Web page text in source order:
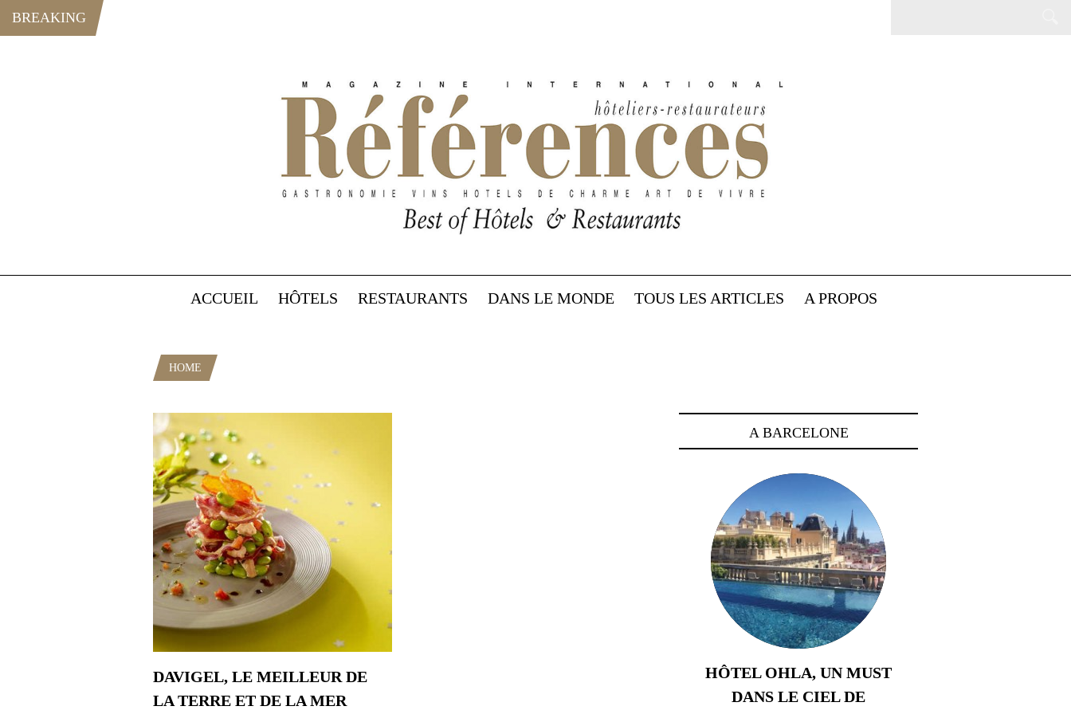
BREAKING
ACCUEIL HÔTELS RESTAURANTS DANS LE MONDE TOUS LES ARTICLES A PROPOS
HOME
DAVIGEL, LE MEILLEUR DE
LA TERRE ET DE LA MER
A BARCELONE
HÔTEL OHLA, UN MUST
DANS LE CIEL DE